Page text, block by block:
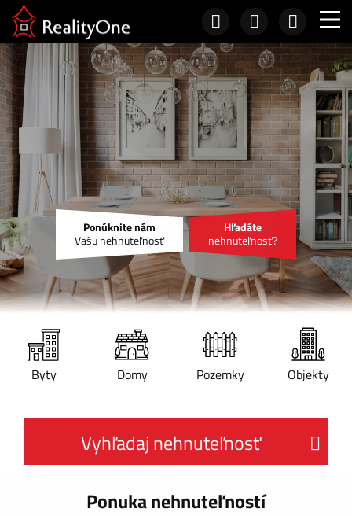
Ponúknite nám
Vašu nehnuteľnosť
Hľadáte
nehnuteľnosť?
Byty Domy Pozemky Objekty
Vyhľadaj nehnuteľnosť
Ponuka nehnuteľností